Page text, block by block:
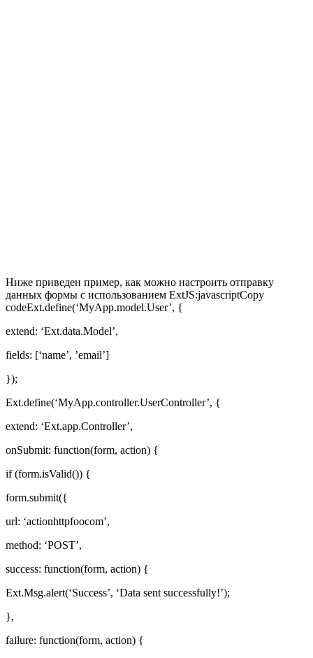
Ниже приведен пример, как можно настроить отправку
данных формы с использованием ExtJS:javascriptCopy
codeExt.define(‘MyApp.model.User’, {
extend: ‘Ext.data.Model’,
fields: [‘name’, ’email’]
});
Ext.define(‘MyApp.controller.UserController’, {
extend: ‘Ext.app.Controller’,
onSubmit: function(form, action) {
if (form.isValid()) {
form.submit({
url: ‘actionhttpfoocom’,
method: ‘POST’,
success: function(form, action) {
Ext.Msg.alert(‘Success’, ‘Data sent successfully!’);
},
failure: function(form, action) {